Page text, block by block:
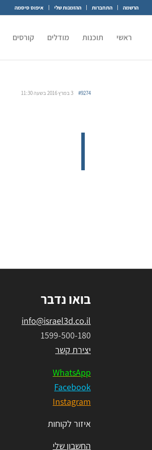
הרשמה התחברות ההזמנות שלי איפוס סיסמה
ראשי תוכנות מודלים קורסים
3 במרץ 2016 בשעה 11:30 #9274
בואו נדבר
info@israel3d.co.il
1599-500-180
יצירת קשר
WhatsApp
Facebook
Instagram
איזור לקוחות
החשבון שלי